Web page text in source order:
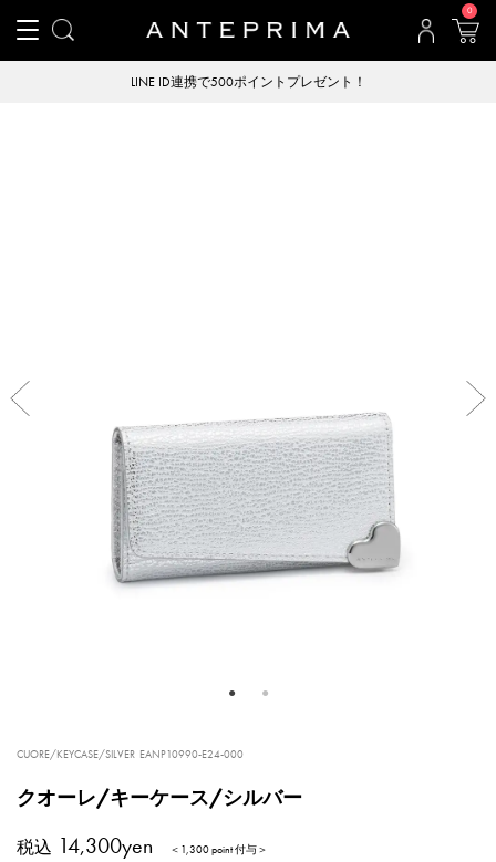
0
LINE ID連携で500ポイントプレゼント！
CUORE/KEYCASE/SILVER EANP10990-E24-000
クオーレ/キーケース/シルバー
税込 14,300yen ＜1,300 point 付与＞